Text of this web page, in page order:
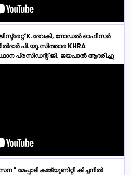
K.ദേവകി, നോഡൽ ഓഫീസർ
പി.യു.സിത്താര KHRA
പ്രസിഡന്റ് ജി. ജയപാൽ ആദരിച്ചു
" മേപ്പാടി കമ്മ്യൂണിറ്റി കിച്ചനിൽ